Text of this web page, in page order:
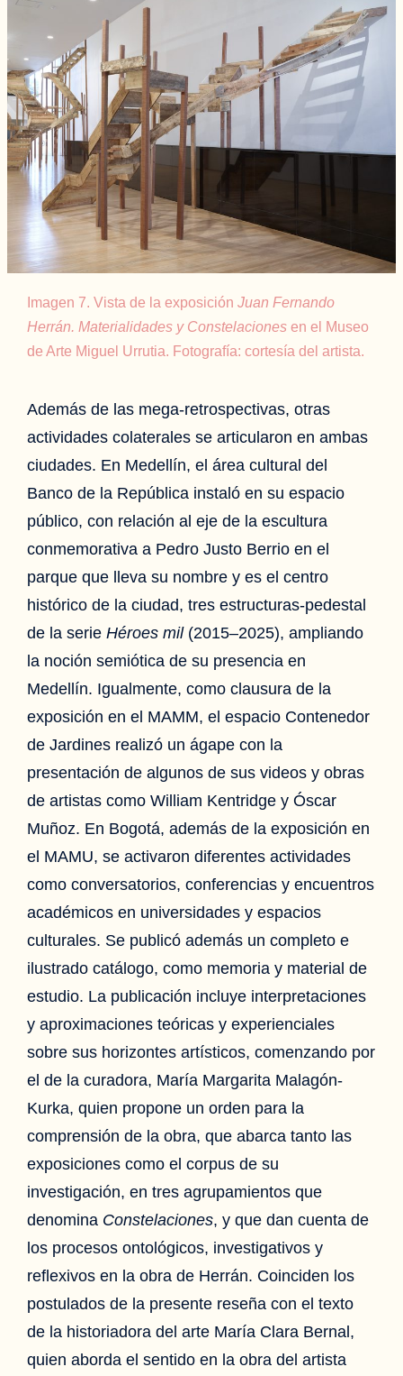
Imagen 7. Vista de la exposiciónJuan Fernando
Herrán. Materialidades y Constelaciones en el Museo
de Arte Miguel Urrutia. Fotografía: cortesía del artista.
Además de las mega-retrospectivas, otras
actividades colaterales se articularon en ambas
ciudades. En Medellín, el área cultural del
Banco de la República instaló en su espacio
público, con relación al eje de la escultura
conmemorativa a Pedro Justo Berrio en el
parque que lleva su nombre y es el centro
histórico de la ciudad, tres estructuras-pedestal
de la serieHéroes mil(2015–2025), ampliando
la noción semiótica de su presencia en
Medellín. Igualmente, como clausura de la
exposición en el MAMM, el espacio Contenedor
de Jardines realizó un ágape con la
presentación de algunos de sus videos y obras
de artistas como William Kentridge y Óscar
Muñoz. En Bogotá, además de la exposición en
el MAMU, se activaron diferentes actividades
como conversatorios, conferencias y encuentros
académicos en universidades y espacios
culturales. Se publicó además un completo e
ilustrado catálogo, como memoria y material de
estudio. La publicación incluye interpretaciones
y aproximaciones teóricas y experienciales
sobre sus horizontes artísticos, comenzando por
el de la curadora, María Margarita Malagón-
Kurka, quien propone un orden para la
comprensión de la obra, que abarca tanto las
exposiciones como el corpus de su
investigación, en tres agrupamientos que
denomina Constelaciones, y que dan cuenta de
los procesos ontológicos, investigativos y
reflexivos en la obra de Herrán. Coinciden los
postulados de la presente reseña con el texto
de la historiadora del arte María Clara Bernal,
quien aborda el sentido en la obra del artista